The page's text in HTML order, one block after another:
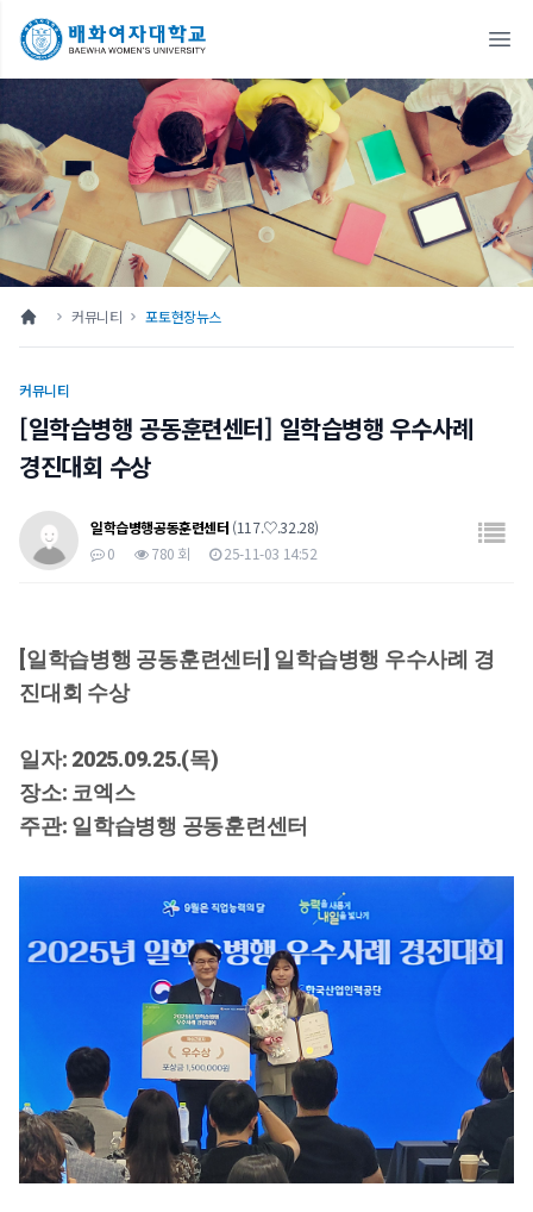
커뮤니티 포토현장뉴스
커뮤니티
[일학습병행 공동훈련센터] 일학습병행 우수사례
경진대회 수상
일학습병행공동훈련센터 (117.♡.32.28)
0
780 회 25-11-03 14:52
[일학습병행 공동훈련센터] 일학습병행 우수사례 경
진대회 수상
일자: 2025.09.25.(목)
장소: 코엑스
주관: 일학습병행 공동훈련센터